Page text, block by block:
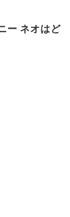
ー ネオはど